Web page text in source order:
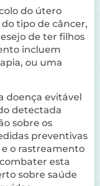
do útero
tipo de câncer,
de ter filhos
incluem
ou uma
doença evitável
detectada
sobre os
preventivas
e o rastreamento
esta
sobre saúde